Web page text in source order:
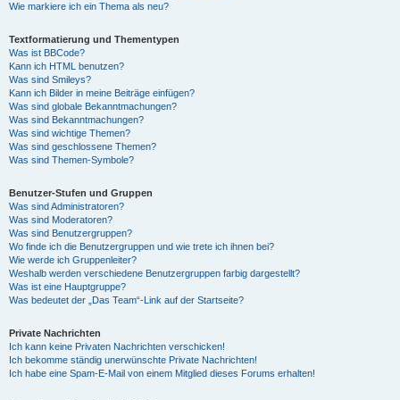
Wie markiere ich ein Thema als neu?
Textformatierung und Thementypen
Was ist BBCode?
Kann ich HTML benutzen?
Was sind Smileys?
Kann ich Bilder in meine Beiträge einfügen?
Was sind globale Bekanntmachungen?
Was sind Bekanntmachungen?
Was sind wichtige Themen?
Was sind geschlossene Themen?
Was sind Themen-Symbole?
Benutzer-Stufen und Gruppen
Was sind Administratoren?
Was sind Moderatoren?
Was sind Benutzergruppen?
Wo finde ich die Benutzergruppen und wie trete ich ihnen bei?
Wie werde ich Gruppenleiter?
Weshalb werden verschiedene Benutzergruppen farbig dargestellt?
Was ist eine Hauptgruppe?
Was bedeutet der „Das Team“-Link auf der Startseite?
Private Nachrichten
Ich kann keine Privaten Nachrichten verschicken!
Ich bekomme ständig unerwünschte Private Nachrichten!
Ich habe eine Spam-E-Mail von einem Mitglied dieses Forums erhalten!